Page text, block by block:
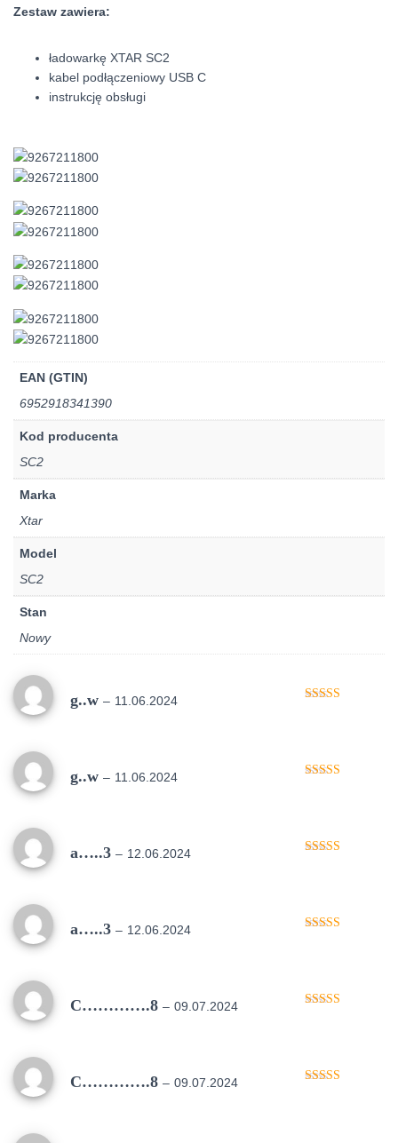
Zestaw zawiera:
ładowarkę XTAR SC2
kabel podłączeniowy USB C
instrukcję obsługi
EAN (GTIN)
6952918341390
Kod producenta
SC2
Marka
Xtar
Model
SC2
Stan
Nowy
g..w – 11.06.2024
g..w – 11.06.2024
a…..3 – 12.06.2024
a…..3 – 12.06.2024
C………….8 – 09.07.2024
C………….8 – 09.07.2024